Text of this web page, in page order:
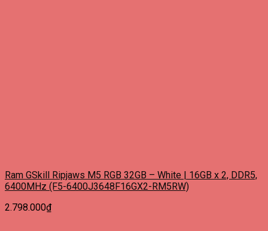
Ram GSkill Ripjaws M5 RGB 32GB – White | 16GB x 2, DDR5,
6400MHz (F5-6400J3648F16GX2-RM5RW)
2.798.000₫